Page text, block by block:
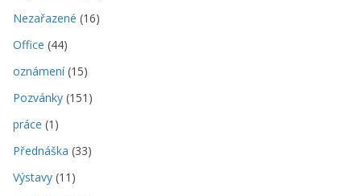
Nezařazené (16)
Office (44)
oznámení(15)
Pozvánky (151)
práce (1)
Přednáška (33)
Výstavy (11)